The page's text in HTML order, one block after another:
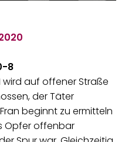
8
wird auf offener Straße
der Täter
beginnt zu ermitteln
Opfer offenbar